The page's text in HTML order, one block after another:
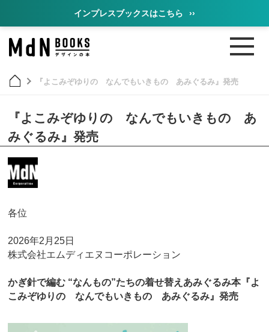
インプレスブックスはこちら ››
『よこみぞゆりの なんでもいきもの あみぐるみ』発売
『よこみぞゆりの なんでもいきもの あ
みぐるみ』発売
各位
2026年2月25日
株式会社エムディエヌコーポレーション
かぎ針で編む “なんもの”たちの着せ替えあみぐるみ本『よ
こみぞゆりの なんでもいきもの あみぐるみ』発売